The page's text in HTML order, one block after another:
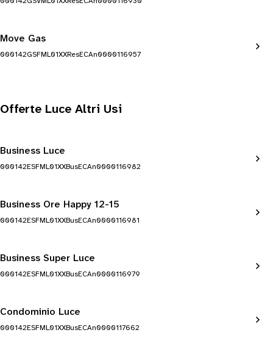
Move Gas
000142GSFML01XXResECAn0000116957
Offerte Luce Altri Usi
Business Luce
000142ESFML01XXBusECAn0000116982
Business Ore Happy 12-15
000142ESFML01XXBusECAn0000116981
Business Super Luce
000142ESFML01XXBusECAn0000116979
Condominio Luce
000142ESFML01XXBusECAn0000117662